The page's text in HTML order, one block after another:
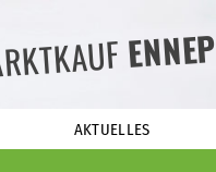
AKTUELLES